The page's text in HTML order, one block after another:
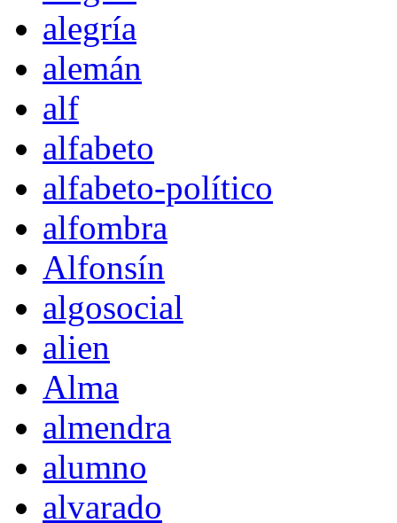
alegría
alemán
alf
alfabeto
alfabeto-político
alfombra
Alfonsín
algosocial
alien
Alma
almendra
alumno
alvarado